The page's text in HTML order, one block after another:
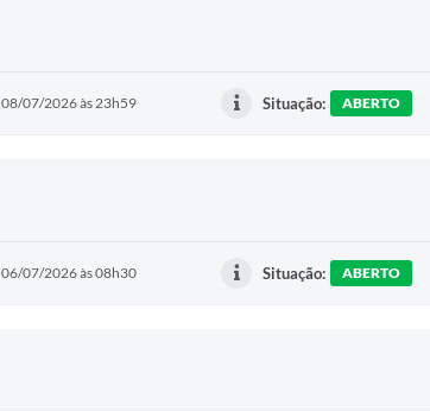
08/07/2026 às 23h59 Situação: ABERTO
06/07/2026 às 08h30 Situação: ABERTO